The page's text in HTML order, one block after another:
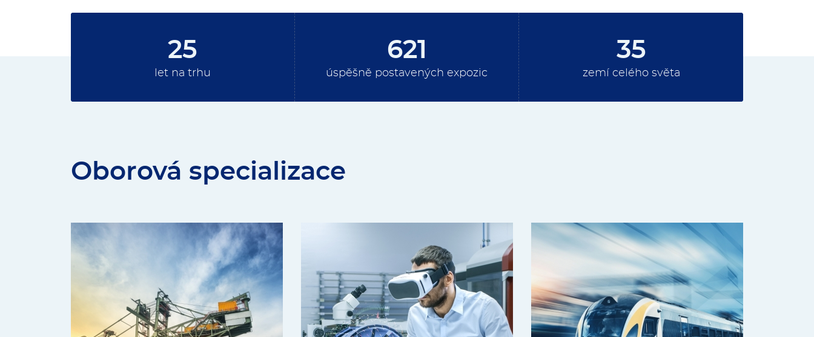
25
let na trhu
621
úspěšně postavených expozic
35
zemí celého světa
Oborová specializace